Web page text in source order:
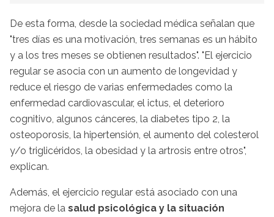
De esta forma, desde la sociedad médica señalan que
"tres días es una motivación, tres semanas es un hábito
y a los tres meses se obtienen resultados". "El ejercicio
regular se asocia con un aumento de longevidad y
reduce el riesgo de varias enfermedades como la
enfermedad cardiovascular, el ictus, el deterioro
cognitivo, algunos cánceres, la diabetes tipo 2, la
osteoporosis, la hipertensión, el aumento del colesterol
y/o triglicéridos, la obesidad y la artrosis entre otros",
explican.
Además, el ejercicio regular está asociado con una
mejora de la salud psicológica y la situación